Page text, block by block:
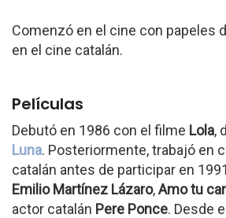
Comenzó en el cine con papeles
en el cine catalán.
Películas
Debutó en 1986 con el filme Lola,
Luna. Posteriormente, trabajó en
catalán antes de participar en
Emilio Martínez Lázaro,Amo tu
actor catalán Pere Ponce. Desde